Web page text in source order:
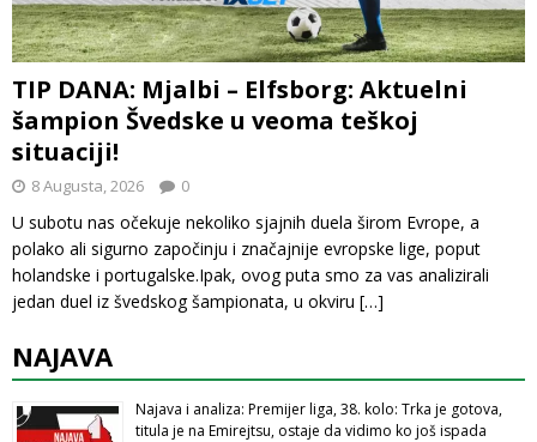
TIP DANA: Mjalbi – Elfsborg: Aktuelni
šampion Švedske u veoma teškoj
situaciji!
8 Augusta, 2026 0
U subotu nas očekuje nekoliko sjajnih duela širom Evrope, a
polako ali sigurno započinju i značajnije evropske lige, poput
holandske i portugalske.Ipak, ovog puta smo za vas analizirali
jedan duel iz švedskog šampionata, u okviru […]
NAJAVA
Najava i analiza: Premijer liga, 38. kolo: Trka je gotova,
titula je na Emirejtsu, ostaje da vidimo ko još ispada